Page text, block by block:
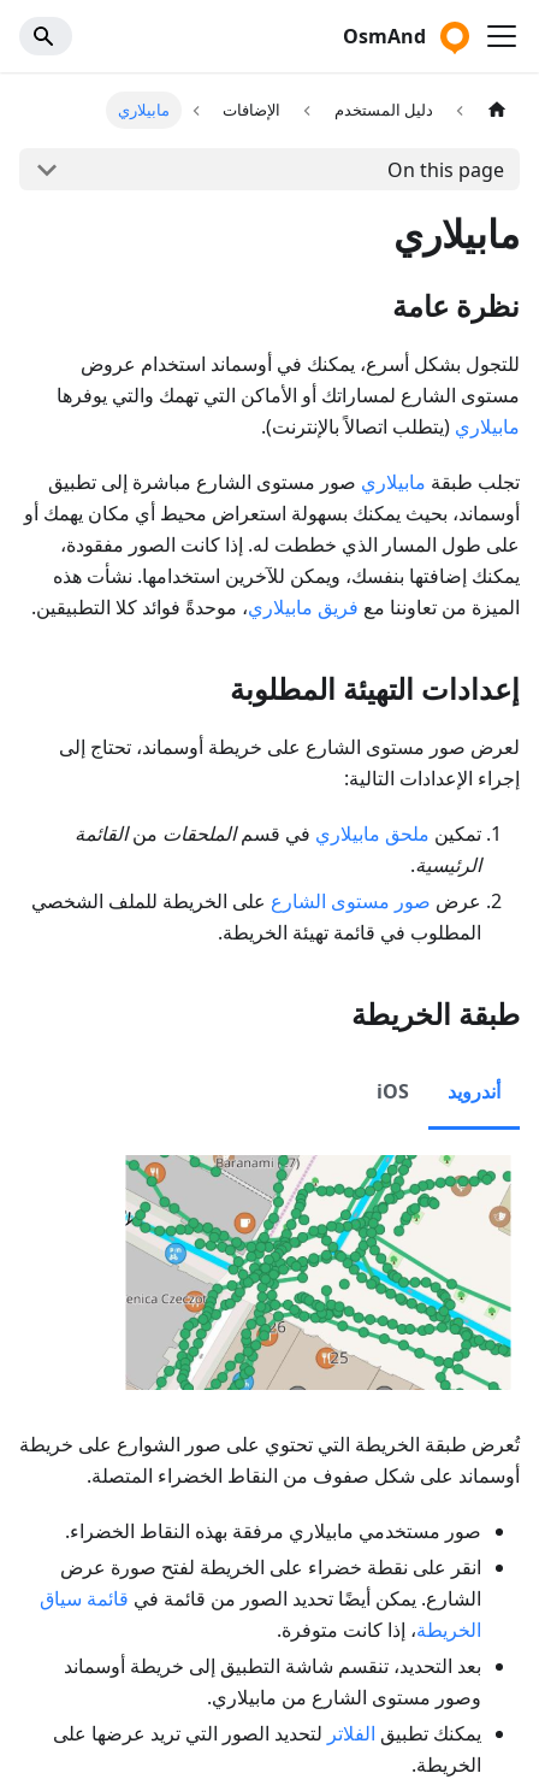
OsmAnd
دليل المستخدم الإضافات مابيلاري
On this page
مابيلاري
نظرة عامة
للتجول بشكل أسرع، يمكنك في أوسماند استخدام عروض
مستوى الشارع لمساراتك أو الأماكن التي تهمك والتي يوفرها
مابيلاري (يتطلب اتصالاً بالإنترنت).
تجلب طبقة مابيلاري صور مستوى الشارع مباشرة إلى تطبيق
أوسماند، بحيث يمكنك بسهولة استعراض محيط أي مكان يهمك أو
على طول المسار الذي خططت له. إذا كانت الصور مفقودة،
يمكنك إضافتها بنفسك، ويمكن للآخرين استخدامها. نشأت هذه
الميزة من تعاوننا مع فريق مابيلاري، موحدةً فوائد كلا التطبيقين.
إعدادات التهيئة المطلوبة
لعرض صور مستوى الشارع على خريطة أوسماند، تحتاج إلى
إجراء الإعدادات التالية:
تمكين ملحق مابيلاري في قسمالملحقات منالقائمة
الرئيسية.
عرض صور مستوى الشارع على الخريطة للملف الشخصي
المطلوب في قائمة تهيئة الخريطة.
طبقة الخريطة
أندرويد iOS
تُعرض طبقة الخريطة التي تحتوي على صور الشوارع على خريطة
أوسماند على شكل صفوف من النقاط الخضراء المتصلة.
صور مستخدمي مابيلاري مرفقة بهذه النقاط الخضراء.
انقر على نقطة خضراء على الخريطة لفتح صورة عرض
الشارع. يمكن أيضًا تحديد الصور من قائمة في قائمة سياق
الخريطة، إذا كانت متوفرة.
بعد التحديد، تنقسم شاشة التطبيق إلى خريطة أوسماند
وصور مستوى الشارع من مابيلاري.
يمكنك تطبيق الفلاتر لتحديد الصور التي تريد عرضها على
الخريطة.